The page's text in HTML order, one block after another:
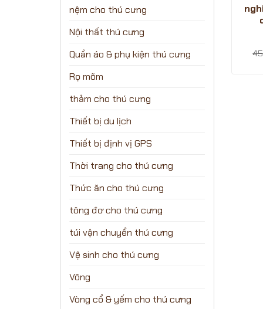
nệm cho thú cưng
Nội thất thú cưng
Quần áo & phụ kiện thú cưng
Rọ mõm
thảm cho thú cưng
Thiết bị du lịch
Thiết bị định vị GPS
Thời trang cho thú cưng
Thức ăn cho thú cưng
tông đơ cho thú cưng
túi vận chuyển thú cưng
Vệ sinh cho thú cưng
Võng
Vòng cổ & yếm cho thú cưng